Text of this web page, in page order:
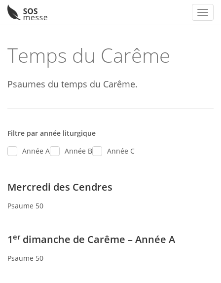
content
Temps du Carême
Psaumes du temps du Carême.
Filtre par année liturgique
Année A
Année B Année C
Mercredi des Cendres
Psaume 50
1erdimanche de Carême – Année A
Psaume 50